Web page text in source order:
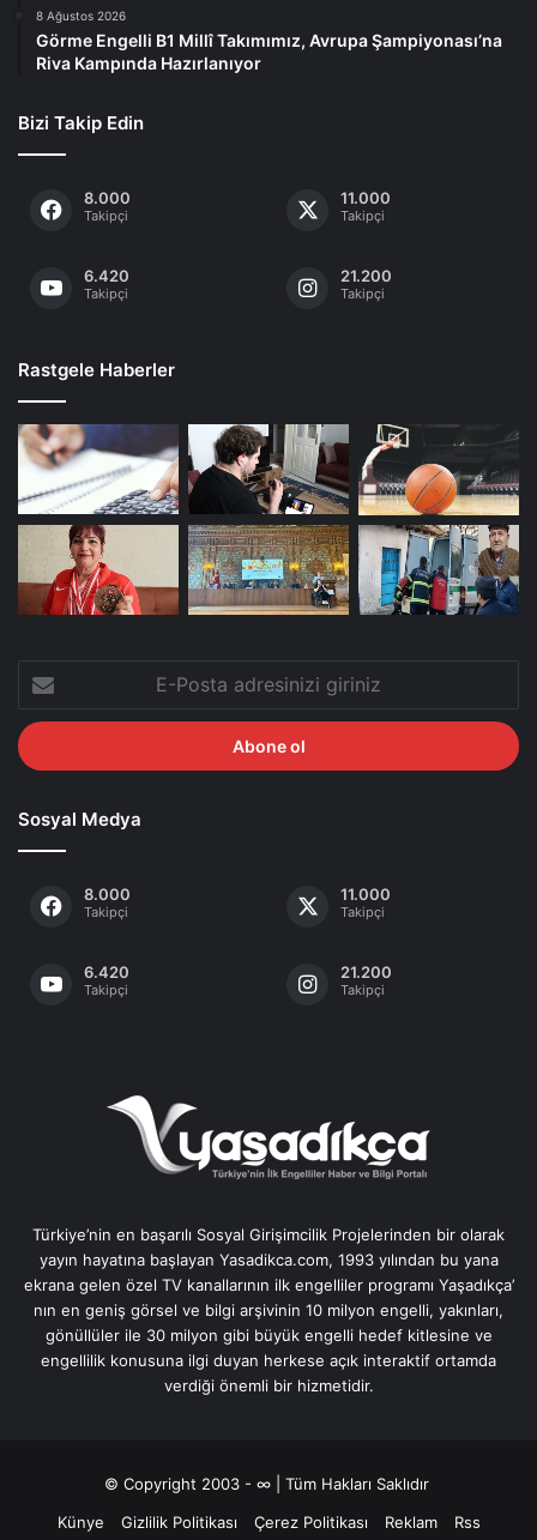
8 Ağustos 2026
Görme Engelli B1 Millî Takımımız, Avrupa Şampiyonası’na
Riva Kampında Hazırlanıyor
Bizi Takip Edin
8.000
Takipçi
11.000
Takipçi
6.420
Takipçi
21.200
Takipçi
Rastgele Haberler
E-
Posta
adresinizi
giriniz
Sosyal Medya
8.000
Takipçi
11.000
Takipçi
6.420
Takipçi
21.200
Takipçi
Türkiye’nin en başarılı Sosyal Girişimcilik Projelerinden bir olarak
yayın hayatına başlayan Yasadikca.com, 1993 yılından bu yana
ekrana gelen özel TV kanallarının ilk engelliler programı Yaşadıkça’
nın en geniş görsel ve bilgi arşivinin 10 milyon engelli, yakınları,
gönüllüler ile 30 milyon gibi büyük engelli hedef kitlesine ve
engellilik konusuna ilgi duyan herkese açık interaktif ortamda
verdiği önemli bir hizmetidir.
© Copyright 2003 - ∞ | Tüm Hakları Saklıdır
Künye
Gizlilik Politikası Çerez Politikası Reklam Rss